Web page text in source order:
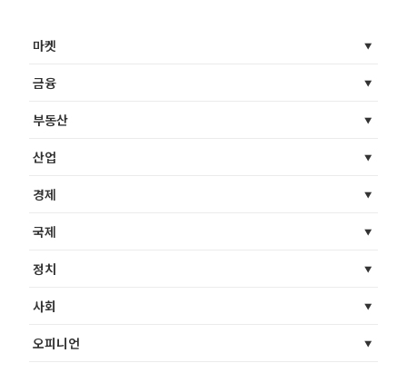
마켓
금융
부동산
산업
경제
국제
정치
사회
오피니언